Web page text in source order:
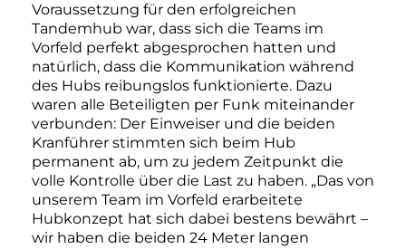
Voraussetzung für den erfolgreichen
Tandemhub war, dass sich die Teams im
Vorfeld perfekt abgesprochen hatten und
natürlich, dass die Kommunikation während
des Hubs reibungslos funktionierte. Dazu
waren alle Beteiligten per Funk miteinander
verbunden: Der Einweiser und die beiden
Kranführer stimmten sich beim Hub
permanent ab, um zu jedem Zeitpunkt die
volle Kontrolle über die Last zu haben. „Das von
unserem Team im Vorfeld erarbeitete
Hubkonzept hat sich dabei bestens bewährt –
wir haben die beiden 24 Meter langen